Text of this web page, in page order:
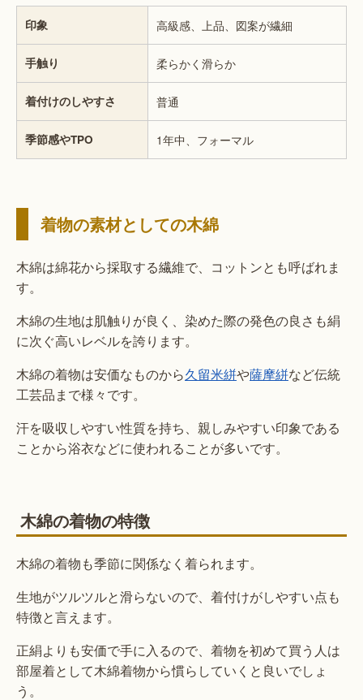
印象 高級感、上品、図案が繊細
手触り 柔らかく滑らか
着付けのしやすさ 普通
季節感やTPO 1年中、フォーマル
着物の素材としての木綿
木綿は綿花から採取する繊維で、コットンとも呼ばれま
す。
木綿の生地は肌触りが良く、染めた際の発色の良さも絹
に次ぐ高いレベルを誇ります。
木綿の着物は安価なものから久留米絣や薩摩絣など伝統
工芸品まで様々です。
汗を吸収しやすい性質を持ち、親しみやすい印象である
ことから浴衣などに使われることが多いです。
木綿の着物の特徴
木綿の着物も季節に関係なく着られます。
生地がツルツルと滑らないので、着付けがしやすい点も
特徴と言えます。
正絹よりも安価で手に入るので、着物を初めて買う人は
部屋着として木綿着物から慣らしていくと良いでしょ
う。